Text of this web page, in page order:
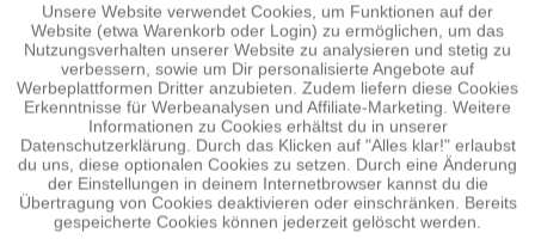
Folgende Infos zum Hersteller sind verfübar......mehr
ÄHNLICHE ARTIKEL
Diese Artikel sind dem Produkt ähnlich ...mehr
Persönliche Empfehlungen
Funktionale Aktiv
Tracking Inaktiv
Personalisierung Inaktiv
Service Inaktiv
Unsere Website verwendet Cookies, um Funktionen auf der
Website (etwa Warenkorb oder Login) zu ermöglichen, um das
Nutzungsverhalten unserer Website zu analysieren und stetig zu
verbessern, sowie um Dir personalisierte Angebote auf
Werbeplattformen Dritter anzubieten. Zudem liefern diese Cookies
Erkenntnisse für Werbeanalysen und Affiliate-Marketing. Weitere
Informationen zu Cookies erhältst du in unserer
Datenschutzerklärung. Durch das Klicken auf "Alles klar!" erlaubst
du uns, diese optionalen Cookies zu setzen. Durch eine Änderung
der Einstellungen in deinem Internetbrowser kannst du die
Übertragung von Cookies deaktivieren oder einschränken. Bereits
gespeicherte Cookies können jederzeit gelöscht werden.